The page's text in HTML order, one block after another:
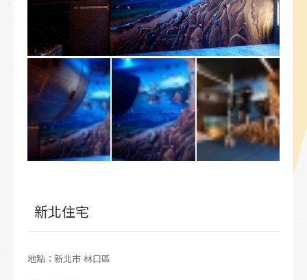
新北住宅
地點：新北市 林口區